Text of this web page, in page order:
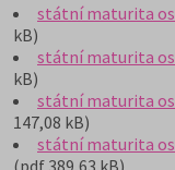
státní maturita
kB)
státní maturita
kB)
státní maturita
147,08 kB)
státní maturita
(pdf 389,63 kB)